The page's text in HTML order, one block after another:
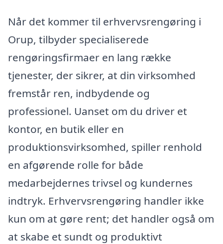
Når det kommer til erhvervsrengøring i
Orup, tilbyder specialiserede
rengøringsfirmaer en lang række
tjenester, der sikrer, at din virksomhed
fremstår ren, indbydende og
professionel. Uanset om du driver et
kontor, en butik eller en
produktionsvirksomhed, spiller renhold
en afgørende rolle for både
medarbejdernes trivsel og kundernes
indtryk. Erhvervsrengøring handler ikke
kun om at gøre rent; det handler også om
at skabe et sundt og produktivt